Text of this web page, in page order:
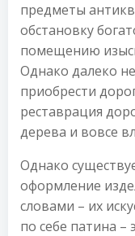
предметы
обстановку
помещению
Однако далеко
приобрести
реставрация
дерева и вовсе
Однако
оформление
словами – их
по себе патина –